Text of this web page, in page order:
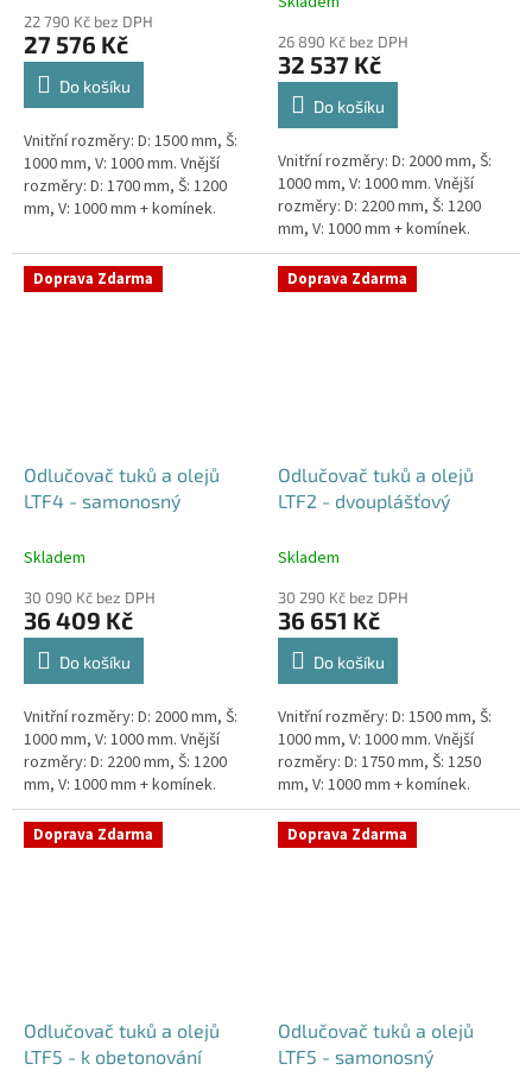
produktu
je
5,0
hvězdiček.
22 790 Kč bez DPH
27 576 Kč
Do košíku
Vnitřní rozměry: D: 1500 mm, Š:
1000 mm, V: 1000 mm. Vnější
rozměry: D: 1700 mm, Š: 1200
mm, V: 1000 mm + komínek.
jídel denně Průměr a umístění...
26 890 Kč bez DPH
32 537 Kč
Do košíku
Vnitřní rozměry: D: 2000 mm, Š:
1000 mm, V: 1000 mm. Vnější
rozměry: D: 2200 mm, Š: 1200
mm, V: 1000 mm + komínek.
Lapák tuků do 4l/s nebo 600
jídel denně Průměr a umístění...
Doprava Zdarma
Odlučovač tuků a olejů
LTF4 - samonosný
Skladem
30 090 Kč bez DPH
36 409 Kč
Do košíku
Vnitřní rozměry: D: 2000 mm, Š:
1000 mm, V: 1000 mm. Vnější
rozměry: D: 2200 mm, Š: 1200
mm, V: 1000 mm + komínek.
Lapák tuků do 4l/s nebo 600
jídel denně Průměr a umístění...
Doprava Zdarma
Odlučovač tuků a olejů
LTF2 - dvouplášťový
Skladem
30 290 Kč bez DPH
36 651 Kč
Do košíku
Vnitřní rozměry: D: 1500 mm, Š:
1000 mm, V: 1000 mm. Vnější
rozměry: D: 1750 mm, Š: 1250
mm, V: 1000 mm + komínek.
Lapák tuků do 2l/s nebo 250
jídel denně Průměr a umístění...
Doprava Zdarma
Odlučovač tuků a olejů
LTF5 - k obetonování
Doprava Zdarma
Odlučovač tuků a olejů
LTF5 - samonosný